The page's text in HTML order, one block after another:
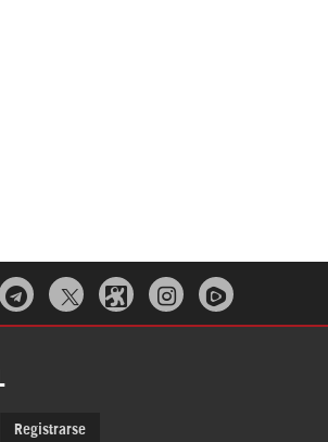
  
Registrarse